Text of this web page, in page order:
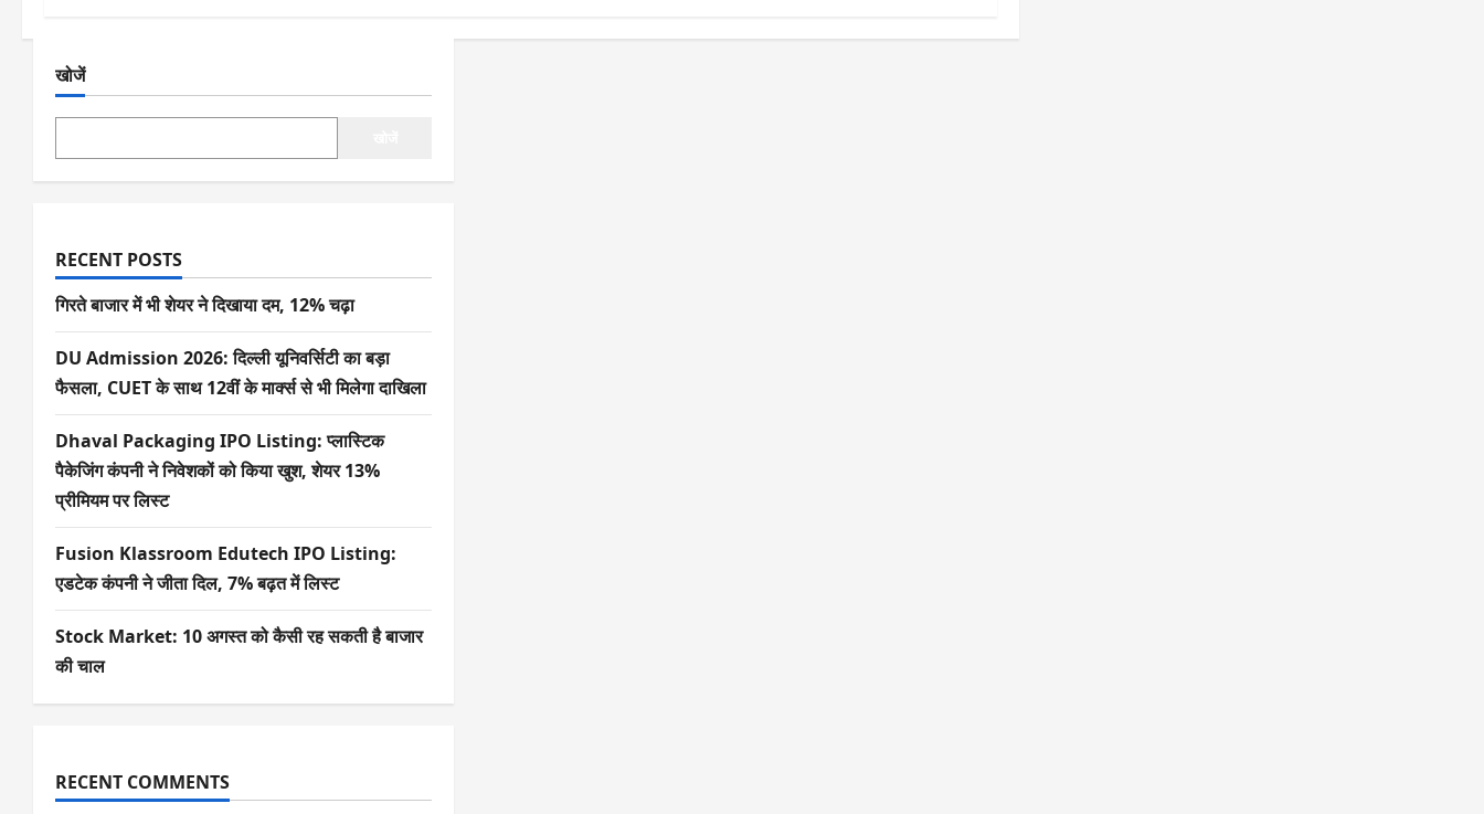
श
न
खोजें
RECENT POSTS
गिरते बाजार में भी शेयर ने दिखाया दम, 12% चढ़ा
DU Admission 2026: दिल्ली यूनिवर्सिटी का बड़ा
फैसला, CUET के साथ 12वीं के मार्क्स से भी मिलेगा दाखिला
Dhaval Packaging IPO Listing: प्लास्टिक
पैकेजिंग कंपनी ने निवेशकों को किया खुश, शेयर 13%
प्रीमियम पर लिस्ट
Fusion Klassroom Edutech IPO Listing:
एडटेक कंपनी ने जीता दिल, 7% बढ़त में लिस्ट
Stock Market: 10 अगस्त को कैसी रह सकती है बाजार
की चाल
RECENT COMMENTS